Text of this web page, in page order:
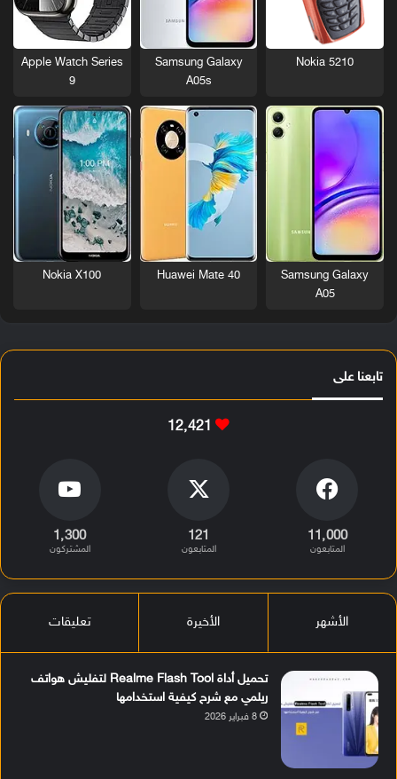
Nokia 5210
Samsung Galaxy
A05s
Apple Watch Series
9
Samsung Galaxy
A05
Huawei Mate 40
Nokia X100
تابعنا على
12٬421
11٬000
المتابعون
121
المتابعون
1٬300
المشتركون
الأشهر الأخيرة تعليقات
تحميل أداة Realme Flash Tool لتفليش هواتف
ريلمي مع شرح كيفية استخدامها
8 فبراير 2026